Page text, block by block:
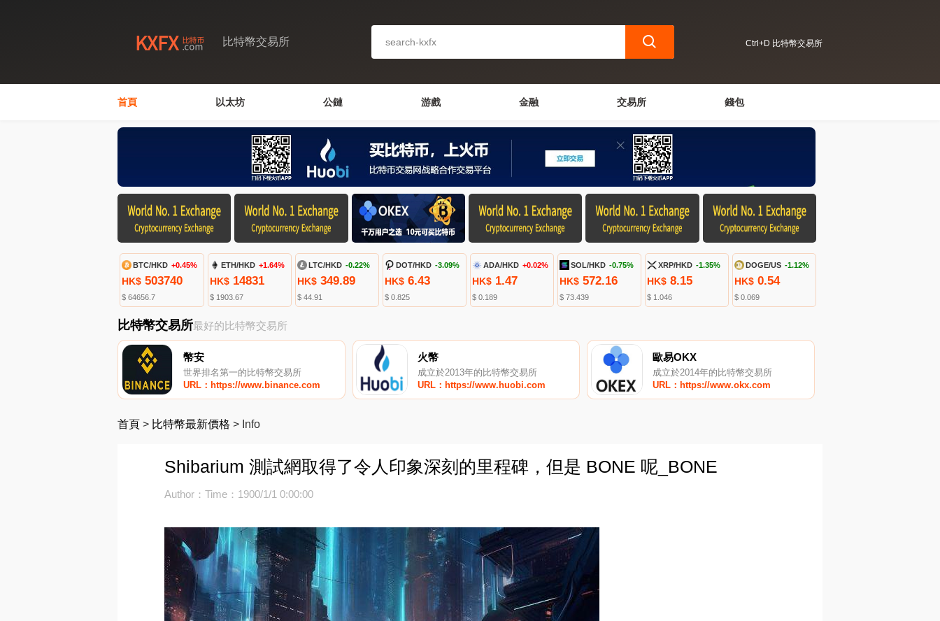
比特幣交易所 Ctrl+D 比特幣交易所
首頁 以太坊 公鏈 游戲 金融 交易所 錢包
BTC/HKD +0.45%
HK$ 503740
$ 64656.7
ETH/HKD +1.64%
HK$14831
$ 1903.67
LTC/HKD -0.22%
HK$349.89
$ 44.91
DOT/HKD -3.09%
HK$6.43
$ 0.825
ADA/HKD +0.02%
HK$1.47
$ 0.189
SOL/HKD -0.75%
HK$ 572.16
$ 73.439
XRP/HKD -1.35%
HK$ 8.15
$ 1.046
DOGE/US -1.12%
HK$ 0.54
$ 0.069
比特幣交易所最好的比特幣交易所
幣安
世界排名第一的比特幣交易所
URL：https://www.binance.com
火幣
成立於2013年的比特幣交易所
URL：https://www.huobi.com
歐易OKX
成立於2014年的比特幣交易所
URL：https://www.okx.com
首頁 > 比特幣最新價格 > Info
Shibarium 測試網取得了令人印象深刻的里程碑，但是 BONE 呢_BONE
Author：Time：1900/1/1 0:00:00